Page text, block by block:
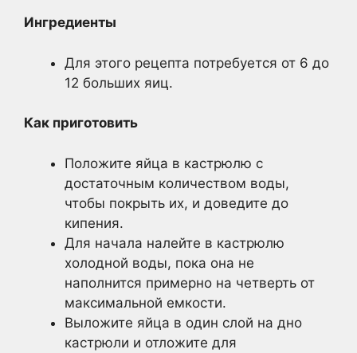
Ингредиенты
Для этого рецепта потребуется от 6 до
12 больших яиц.
Как приготовить
Положите яйца в кастрюлю с
достаточным количеством воды,
чтобы покрыть их, и доведите до
кипения.
Для начала налейте в кастрюлю
холодной воды, пока она не
наполнится примерно на четверть от
максимальной емкости.
Выложите яйца в один слой на дно
кастрюли и отложите для